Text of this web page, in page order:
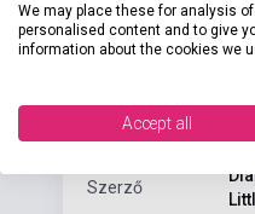
Termékjellemzők
ISBN
Szerző
We may place these for analysis
personalised content and to give
information about the cookies we
Accept all